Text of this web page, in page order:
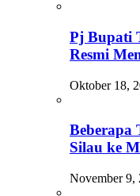
Pj Bupati
Resmi
Oktober 18,
Beberapa
Silau ke
November 9,